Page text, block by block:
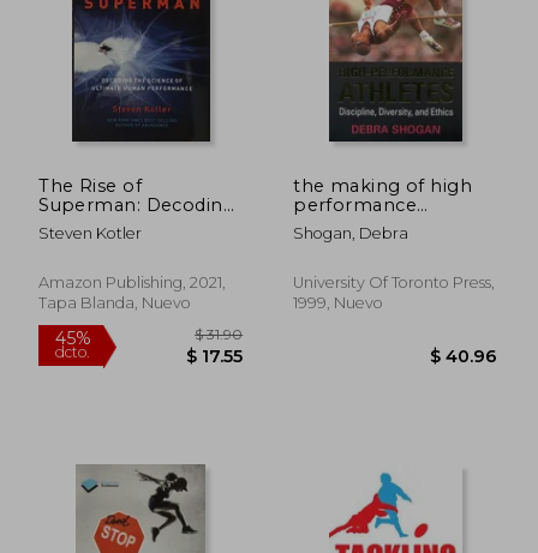
dcto. $ 65.13 dcto. $
The Rise of
Superman: Decoding
the Science of
Ultimate Human
Inglés)
Steven Kotler
Amazon Publishing, 2021,
Tapa Blanda, Nuevo
the making of high
performance
athletes: discipline,
diversity, and ethics
Shogan, Debra
University Of Toronto Press,
1999, Nuevo